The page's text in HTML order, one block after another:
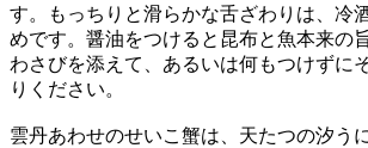
す。もっちりと滑らかな舌ざわりは、冷
めです。醤油をつけると昆布と魚本来の
わさびを添えて、あるいは何もつけずに
りください。
雲丹あわせのせいこ蟹は、天たつの汐う